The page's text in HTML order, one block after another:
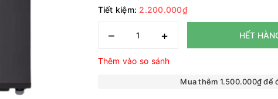
Tiết kiệm: 2.200.000₫
– + HẾT
Thêm vào so sánh
Mua thêm 1.500.000₫ để